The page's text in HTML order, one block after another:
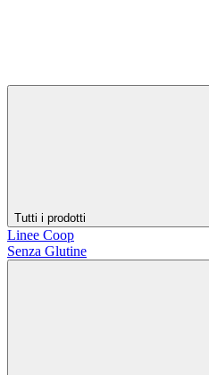
Tutti i prodotti
Linee Coop
Senza Glutine